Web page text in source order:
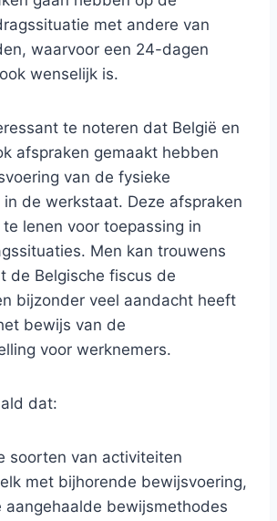
met andere van
waarvoor een 24-dagen
wenselijk is.
te noteren dat België en
afspraken gemaakt hebben
van de fysieke
de werkstaat. Deze afspraken
lenen voor toepassing in
Men kan trouwens
de Belgische fiscus de
bijzonder veel aandacht heeft
bewijs van de
voor werknemers.
dat:
soorten van activiteiten
met bijhorende bewijsvoering,
aangehaalde bewijsmethodes